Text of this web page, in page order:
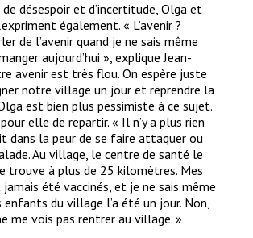
désespoir et d’incertitude, Olga et
également. « L’avenir ?
de l’avenir quand je ne sais même
aujourd’hui », explique Jean-
avenir est très flou. On espère juste
notre village un jour et reprendre la
est bien plus pessimiste à ce sujet.
elle de repartir. « Il n’y a plus rien
dans la peur de se faire attaquer ou
Au village, le centre de santé le
trouve à plus de 25 kilomètres. Mes
été vaccinés, et je ne sais même
enfants du village l’a été un jour. Non,
me vois pas rentrer au village. »